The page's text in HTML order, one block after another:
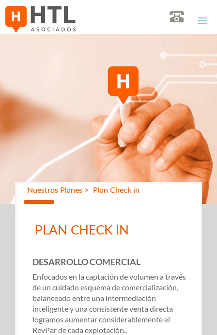
Nuestros Planes > Plan Check in
PLAN CHECK IN
DESARROLLO COMERCIAL
Enfocados en la captación de volumen a través
de un cuidado esquema de comercialización,
balanceado entre una intermediación
inteligente y una consistente venta directa
logramos aumentar considerablemente el
RevPar de cada explotación..